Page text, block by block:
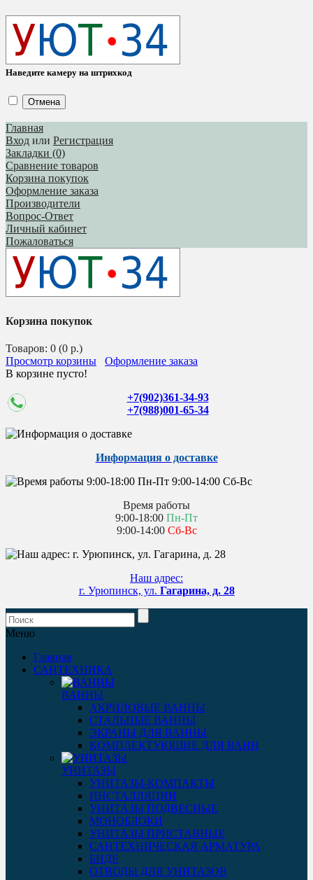
Наведите камеру на штрихкод
Отмена
Главная
Вход или Регистрация
Закладки (0)
Сравнение товаров
Корзина покупок
Оформление заказа
Производители
Вопрос-Ответ
Личный кабинет
Пожаловаться
Корзина покупок
Товаров: 0 (0 р.)
Просмотр корзины
Оформление заказа
В корзине пусто!
+7(902)361-34-93
+7(988)001-65-34
Информация о доставке
Время работы
9:00-18:00 Пн-Пт
9:00-14:00 Сб-Вс
Наш адрес:
г. Урюпинск, ул. Гагарина, д. 28
Меню
Главная
САНТЕХНИКА
ВАННЫ
АКРИЛОВЫЕ ВАННЫ
СТАЛЬНЫЕ ВАННЫ
ЭКРАНЫ ДЛЯ ВАННЫ
КОМПЛЕКТУЮЩИЕ ДЛЯ ВАНН
УНИТАЗЫ
УНИТАЗЫ-КОМПАКТЫ
ИНСТАЛЛЯЦИИ
УНИТАЗЫ ПОДВЕСНЫЕ
МОНОБЛОКИ
УНИТАЗЫ ПРИСТАВНЫЕ
САНТЕХНИЧЕСКАЯ АРМАТУРА
БИДЕ
ОТВОДЫ ДЛЯ УНИТАЗОВ